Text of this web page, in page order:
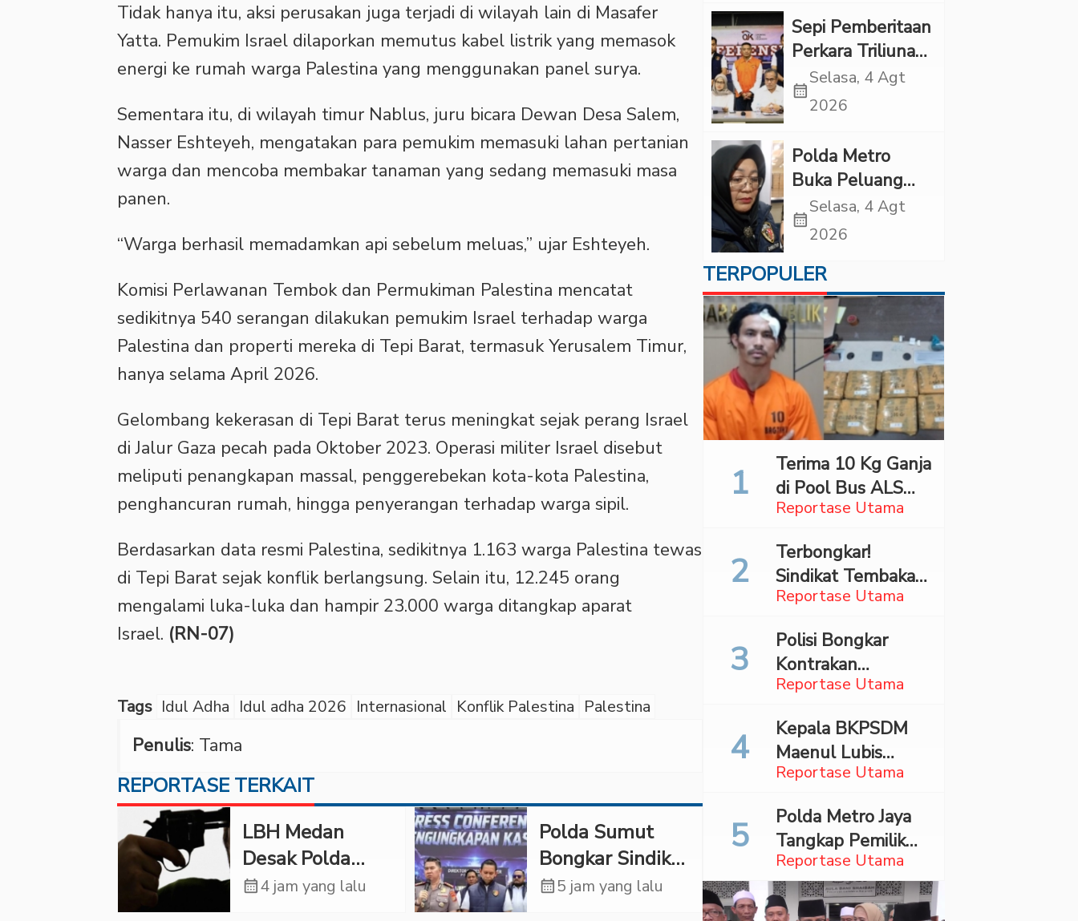
‎Tidak hanya itu, aksi perusakan juga terjadi di wilayah lain di Masafer
Yatta. Pemukim Israel dilaporkan memutus kabel listrik yang memasok
energi ke rumah warga Palestina yang menggunakan panel surya.
‎Sementara itu, di wilayah timur Nablus, juru bicara Dewan Desa Salem,
Nasser Eshteyeh, mengatakan para pemukim memasuki lahan pertanian
warga dan mencoba membakar tanaman yang sedang memasuki masa
panen.
‎“Warga berhasil memadamkan api sebelum meluas,” ujar Eshteyeh.
‎Komisi Perlawanan Tembok dan Permukiman Palestina mencatat
sedikitnya 540 serangan dilakukan pemukim Israel terhadap warga
Palestina dan properti mereka di Tepi Barat, termasuk Yerusalem Timur,
hanya selama April 2026.
‎Gelombang kekerasan di Tepi Barat terus meningkat sejak perang Israel
di Jalur Gaza pecah pada Oktober 2023. Operasi militer Israel disebut
meliputi penangkapan massal, penggerebekan kota-kota Palestina,
penghancuran rumah, hingga penyerangan terhadap warga sipil.
‎Berdasarkan data resmi Palestina, sedikitnya 1.163 warga Palestina tewas
di Tepi Barat sejak konflik berlangsung. Selain itu, 12.245 orang
mengalami luka-luka dan hampir 23.000 warga ditangkap aparat
Israel. (RN-07)
Tags Idul Adha Idul adha 2026 Internasional Konflik Palestina Palestina
Penulis: Tama
REPORTASE TERKAIT
LBH Medan
Desak Polda
Sumut Usut
calendar_month4 jam yang lalu
Polda Sumut
Bongkar Sindikat
Scamming
calendar_month5 jam yang lalu
di “Indonesian
Brain Forum
2026 UPN
Veteran Jakarta”
Sepi Pemberitaan
Perkara Triliunan
Rupiah Investree,
Ternyata Sudah
calendar_month
Selasa, 4 Agt
2026
Polda Metro
Buka Peluang
Periksa YouTuber
Bigmo terkait
Eksploitasi Anak
calendar_month
Selasa, 4 Agt
2026
TERPOPULER
Reportase Utama
Terima 10 Kg Ganja
di Pool Bus ALS
Surabaya,
Madina Ditangkap
Bareskrim
Reportase Utama
Terbongkar!
Sindikat Tembakau
Sintetis Bermodus
di Jaksel
Reportase Utama
Polisi Bongkar
Kontrakan
Penyimpan 27,96
Reportase Utama
Kepala BKPSDM
Maenul Lubis
Ditahan Jaksa,
Angkat Bicara
Reportase Utama
Polda Metro Jaya
Tangkap Pemilik
Akun TikTok
Diduga Sebar
Hoaks Ajakan